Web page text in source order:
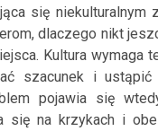
się niekulturalnym
dlaczego nikt
Kultura wymaga
szacunek i
pojawia się
się na krzykach i